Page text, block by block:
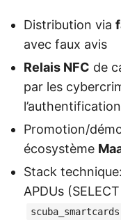
Distribution via
avec faux avis
Relais NFC de
par les
l’authentification
Promotion/
écosystème
Stack technique:
APDUs (SELECT
scuba_smartcards